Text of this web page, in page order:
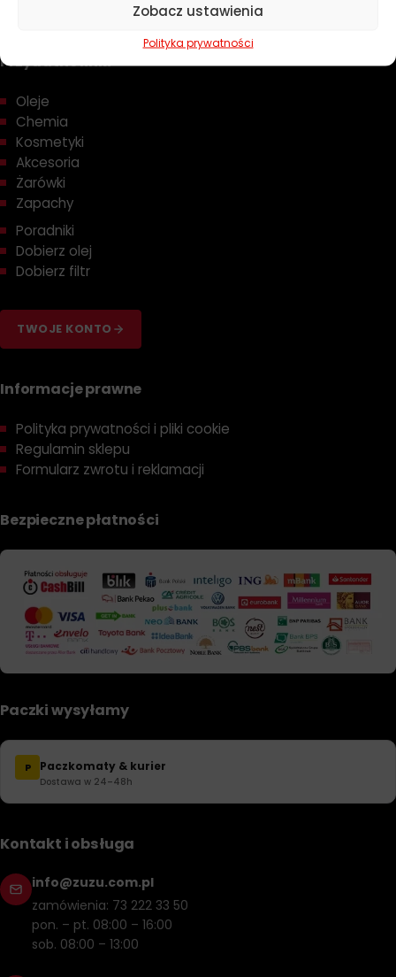
Zobacz ustawienia
Polityka prywatności
trwałość silnika w różnorodnych warunkach eksploatacji.
Charakterystyka oleju Chrysler MS-10725:
Wysoka Wydajność
10725 gwarantują doskonałą smarowność, chroniąc
silnik przed nadmiernym zużyciem i tworzeniem się
osadów.
Ochrona w Ekstremalnych Temperaturach
Zapewniają optymalne właściwości smarujące w
szerokim zakresie temperatur, od mroźnych poranków
po gorące dni.
Zabezpieczenie przed Korozją
zachować stałe osiągi silnika.
uszczelkami i innymi komponentami silnika, co
zapobiega wyciekom i uszkodzeniom.
być pewni, że ich pojazdy są odpowiednio chronione i są w
stanie dostarczyć optymalną wydajność przez długi czas.
Przydatne linki
Oleje
Chemia
Kosmetyki
Akcesoria
Żarówki
Zapachy
Poradniki
Dobierz olej
Dobierz filtr
TWOJE KONTO
Informacje prawne
Polityka prywatności i pliki cookie
Regulamin sklepu
Formularz zwrotu i reklamacji
Bezpieczne płatności
Paczki wysyłamy
P Paczkomaty & kurier
Dostawa w 24–48h
Kontakt i obsługa
info@zuzu.com.pl
zamówienia: 73 222 33 50
pon. – pt. 08:00 – 16:00
sob. 08:00 – 13:00